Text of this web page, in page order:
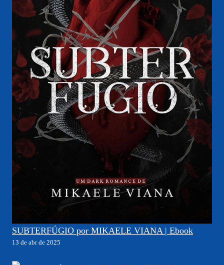
SUBTERFÚGIO por MIKAELE VIANA | Ebook
13 de abr de 2025